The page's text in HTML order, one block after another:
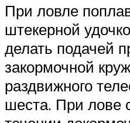
При ловле
штекерной
делать подачей
закормочной
раздвижного
шеста. При лове